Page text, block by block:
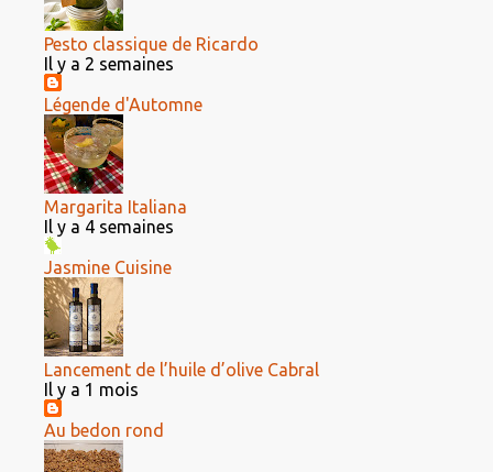
Pesto classique de Ricardo
Il y a 2 semaines
Légende d'Automne
Margarita Italiana
Il y a 4 semaines
Jasmine Cuisine
Lancement de l’huile d’olive Cabral
Il y a 1 mois
Au bedon rond